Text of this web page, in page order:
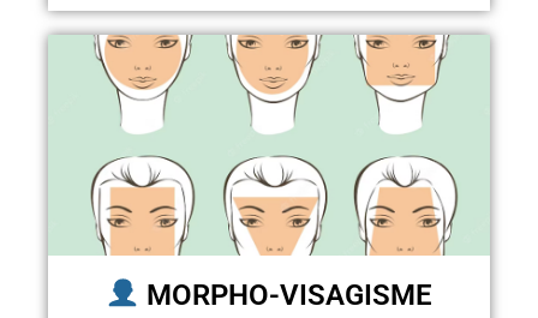
MORPHO-VISAGISME